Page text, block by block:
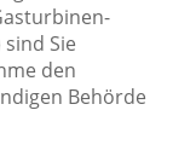
Sie
den
Behörde